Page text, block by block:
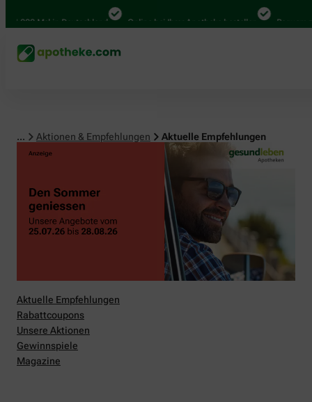
Mal in Deutschland Online bei Ihrer Apotheke bestellen Bequem
... Aktionen & Empfehlungen Aktuelle Empfehlungen
Aktuelle Empfehlungen
Rabattcoupons
Unsere Aktionen
Gewinnspiele
Magazine